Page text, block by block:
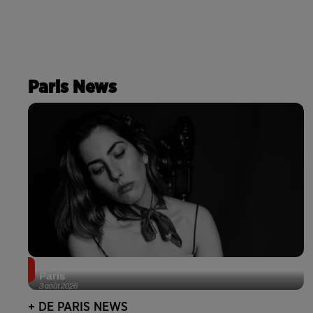
Paris News
3 août 2026
Paris
+ DE PARIS NEWS